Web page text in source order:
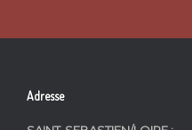
Adresse